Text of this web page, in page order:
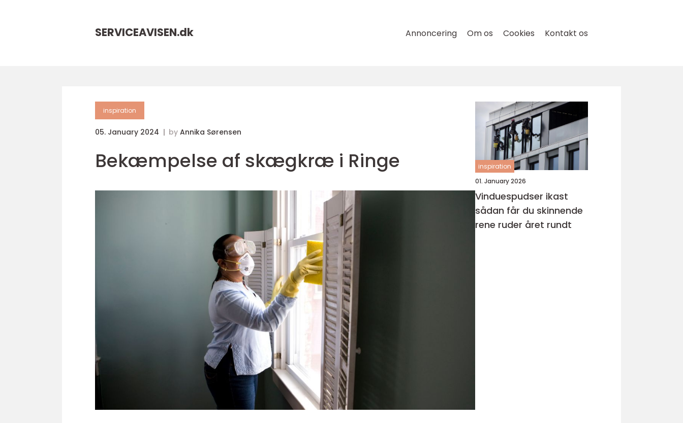
SERVICEAVISEN.dk Annoncering Om os Cookies Kontakt os
inspiration
05. January 2024 by Annika Sørensen
Bekæmpelse af skægkræ i Ringe
inspiration
01. January 2026
Vinduespudser ikast
sådan får du skinnende
rene ruder året rundt